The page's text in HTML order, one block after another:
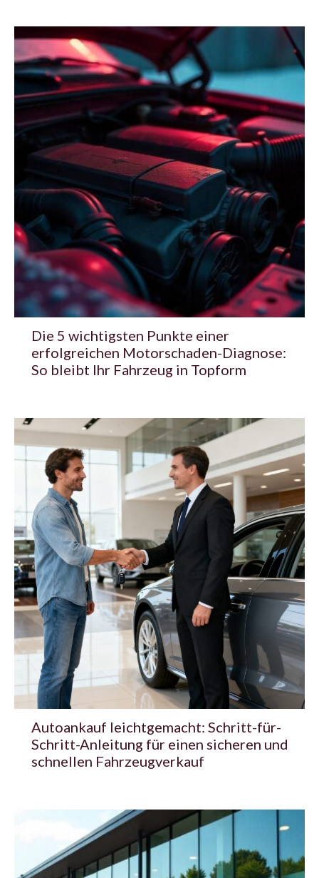
Die 5 wichtigsten Punkte einer
erfolgreichen Motorschaden-Diagnose:
So bleibt Ihr Fahrzeug in Topform
Autoankauf leichtgemacht: Schritt-für-
Schritt-Anleitung für einen sicheren und
schnellen Fahrzeugverkauf